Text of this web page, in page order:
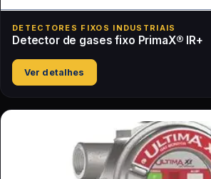
DETECTORES FIXOS INDUSTRIAIS
Detector de gases fixo PrimaX® IR+
Ver detalhes